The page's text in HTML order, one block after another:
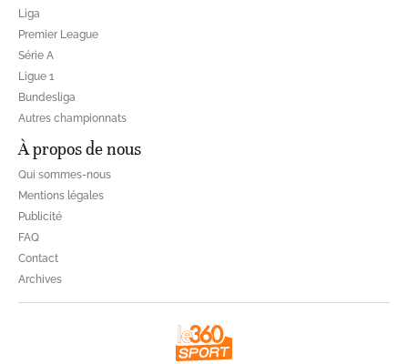
Liga
Premier League
Série A
Ligue 1
Bundesliga
Autres championnats
À propos de nous
Qui sommes-nous
Mentions légales
Publicité
FAQ
Contact
Archives